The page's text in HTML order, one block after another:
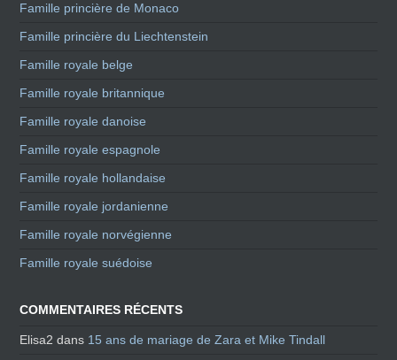
Famille princière de Monaco
Famille princière du Liechtenstein
Famille royale belge
Famille royale britannique
Famille royale danoise
Famille royale espagnole
Famille royale hollandaise
Famille royale jordanienne
Famille royale norvégienne
Famille royale suédoise
COMMENTAIRES RÉCENTS
Elisa2 dans 15 ans de mariage de Zara et Mike Tindall